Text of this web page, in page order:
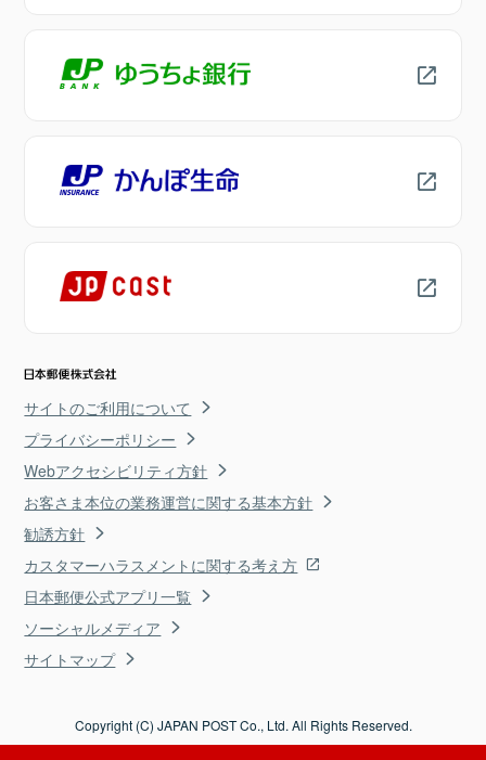
サイトのご利用について
プライバシーポリシー
Webアクセシビリティ方針
お客さま本位の業務運営に関する基本方針
勧誘方針
カスタマーハラスメントに関する考え方
日本郵便公式アプリ一覧
ソーシャルメディア
サイトマップ
Copyright (C) JAPAN POST Co., Ltd. All Rights Reserved.